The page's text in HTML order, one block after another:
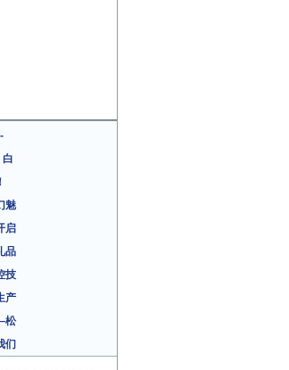
魅
启
品
技
产
松
们